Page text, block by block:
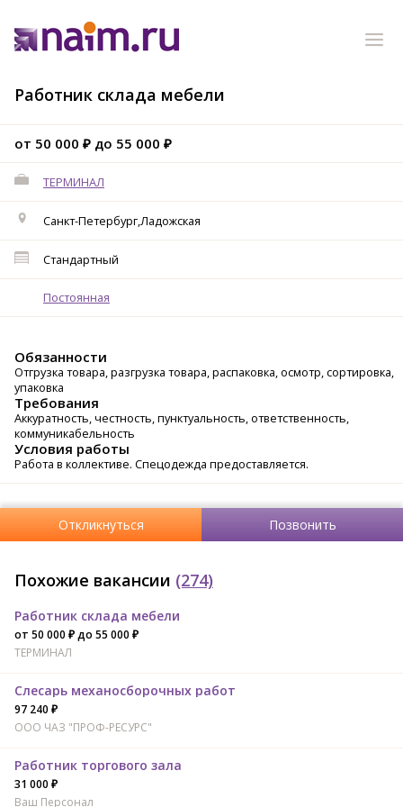
Работник склада мебели
от 50 000 ₽ до 55 000 ₽
ТЕРМИНАЛ
Санкт-Петербург,Ладожская
Стандартный
Постоянная
Обязанности
Отгрузка товара, разгрузка товара, распаковка, осмотр, сортировка,
упаковка
Требования
Аккуратность, честность, пунктуальность, ответственность,
коммуникабельность
Условия работы
Работа в коллективе. Спецодежда предоставляется.
Откликнуться Позвонить
Похожие вакансии (274)
Работник склада мебели
от 50 000 ₽ до 55 000 ₽
ТЕРМИНАЛ
Слесарь механосборочных работ
97 240 ₽
ООО ЧАЗ "ПРОФ-РЕСУРС"
Работник торгового зала
31 000 ₽
Ваш Персонал